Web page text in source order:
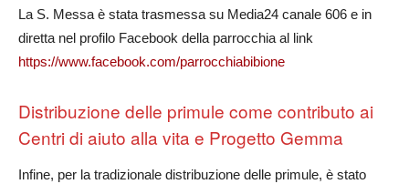
La S. Messa è stata trasmessa su Media24 canale 606 e in
diretta nel profilo Facebook della parrocchia al link
https://www.facebook.com/parrocchiabibione
Distribuzione delle primule come contributo ai
Centri di aiuto alla vita e Progetto Gemma
Infine, per la tradizionale distribuzione delle primule, è stato